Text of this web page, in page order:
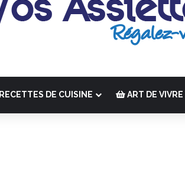
RECETTES DE CUISINE ART DE VIVRE